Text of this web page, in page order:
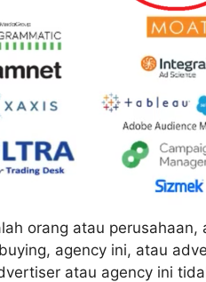
orang atau
agency ini, atau
atau agency ini